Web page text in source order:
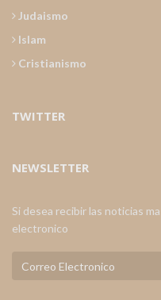
Judaismo
Islam
Cristianismo
TWITTER
NEWSLETTER
Si desea recibir las noticias
electronico